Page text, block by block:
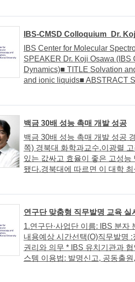
IBS-CMSD Colloquium_Dr.
IBS Center for Molecular
SPEAKER Dr. Koji Osawa (IBS
Dynamics)■ TITLE Solvation
and ionic liquids■ ABSTRACT
백금 30배 성능 촉매 개발 성공
백금 30배 성능 촉매 개발 성공
쪽) 경북대 화학과교수.이광렬
있는 값싸고 효율이 좋은 고성
됐다.경북대에 따르면 이 대학 최
연구단 맞춤형 직무발명 교육
1.연구단·사업단 이름: IBS 분자
내용예상 시간선택(O)직무발명
권리와 의무 * IBS 유치기관과
스템 이용법: 발명신고, 공동출